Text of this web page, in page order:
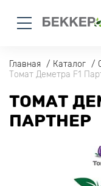
Главная Каталог
Томат Деметра F1
ТОМАТ
ПАРТНЕР